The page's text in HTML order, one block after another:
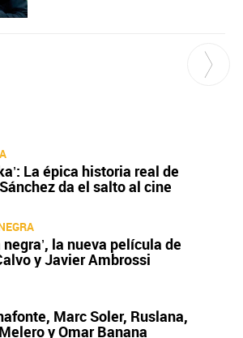
La épica historia real de
da el salto al cine
negra’, la nueva película de
y Javier Ambrossi
Marc Soler, Ruslana,
y Omar Banana